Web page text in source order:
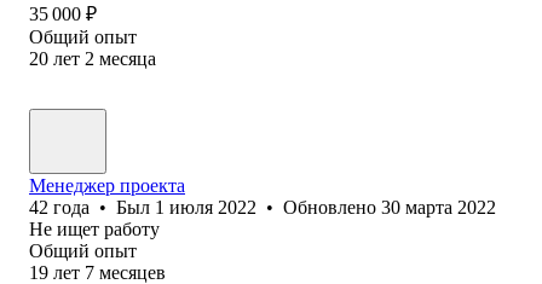
35 000 ₽
Общий опыт
20 лет 2 месяца
Менеджер проекта
42 года • Был 1 июля 2022 • Обновлено 30 марта 2022
Не ищет работу
Общий опыт
19 лет 7 месяцев